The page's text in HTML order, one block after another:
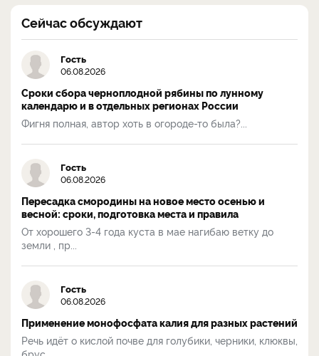
Сейчас обсуждают
Гость
06.08.2026
Сроки сбора черноплодной рябины по лунному
календарю и в отдельных регионах России
Фигня полная, автор хоть в огороде-то была?...
Гость
06.08.2026
Пересадка смородины на новое место осенью и
весной: сроки, подготовка места и правила
От хорошего 3-4 года куста в мае нагибаю ветку до
земли , пр...
Гость
06.08.2026
Применение монофосфата калия для разных растений
Речь идёт о кислой почве для голубики, черники, клюквы,